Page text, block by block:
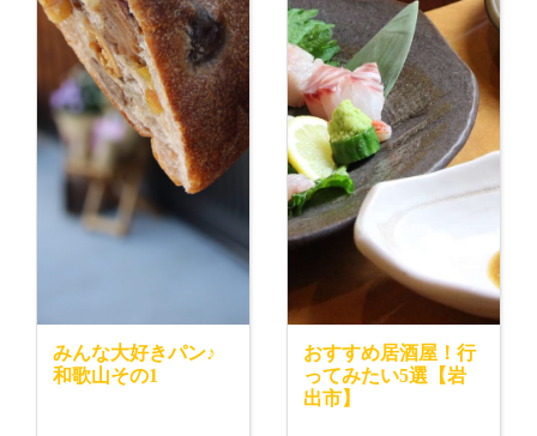
みんな大好きパン♪
和歌山その1
おすすめ居酒屋！行
ってみたい5選【岩
出市】